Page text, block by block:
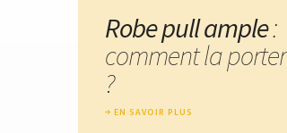
Robe pull ample:
comment la porter
?
EN SAVOIR PLUS